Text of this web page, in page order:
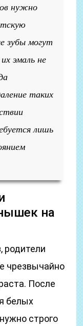
нужно
зубы могут
эмаль не
таких
лишь
на
родители
чрезвычайно
После
белых
строго